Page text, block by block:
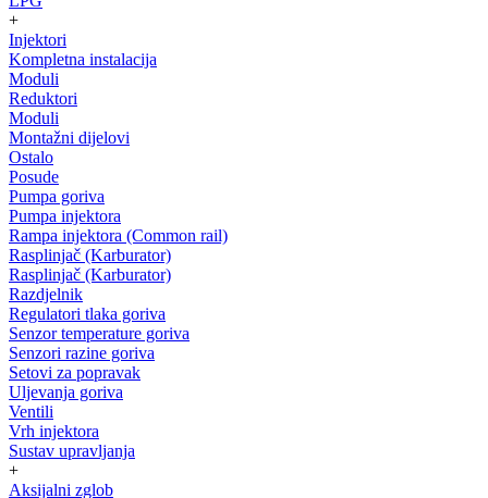
+
Injektori
Kompletna instalacija
Moduli
Reduktori
Moduli
Montažni dijelovi
Ostalo
Posude
Pumpa goriva
Pumpa injektora
Rampa injektora (Common rail)
Rasplinjač (Karburator)
Rasplinjač (Karburator)
Razdjelnik
Regulatori tlaka goriva
Senzor temperature goriva
Senzori razine goriva
Setovi za popravak
Uljevanja goriva
Ventili
Vrh injektora
Sustav upravljanja
+
Aksijalni zglob